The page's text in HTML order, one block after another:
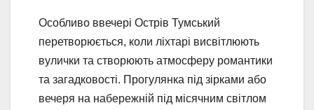
Особливо ввечері Острів Тумський
перетворюється, коли ліхтарі висвітлюють
вулички та створюють атмосферу романтики
та загадковості. Прогулянка під зірками або
вечеря на набережній під місячним світлом